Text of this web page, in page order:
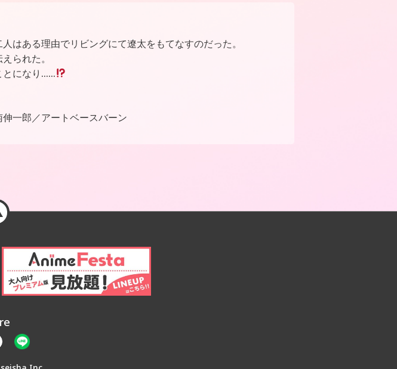
はある理由でリビングにて遼太をもてなすのだった。
られた。
とになり……
伸一郎／アートベースバーン